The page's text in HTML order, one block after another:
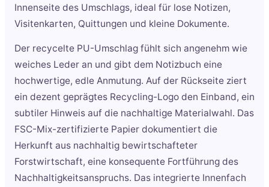
Innenseite des Umschlags, ideal für lose Notizen,
Visitenkarten, Quittungen und kleine Dokumente.
Der recycelte PU-Umschlag fühlt sich angenehm wie
weiches Leder an und gibt dem Notizbuch eine
hochwertige, edle Anmutung. Auf der Rückseite ziert
ein dezent geprägtes Recycling-Logo den Einband, ein
subtiler Hinweis auf die nachhaltige Materialwahl. Das
FSC-Mix-zertifizierte Papier dokumentiert die
Herkunft aus nachhaltig bewirtschafteter
Forstwirtschaft, eine konsequente Fortführung des
Nachhaltigkeitsanspruchs. Das integrierte Innenfach